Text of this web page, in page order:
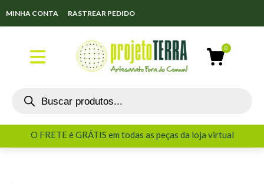
MINHA CONTA RASTREAR PEDIDO
O FRETE é GRÁTIS em todas as peças da loja virtual
O FRETE é GRÁTIS em todas as peças da loja virtual